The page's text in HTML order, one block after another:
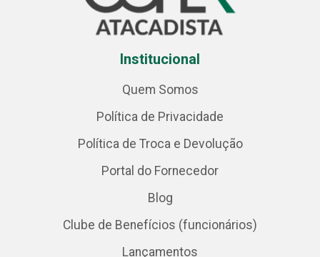
Institucional
Quem Somos
Política de Privacidade
Política de Troca e Devolução
Portal do Fornecedor
Blog
Clube de Benefícios (funcionários)
Lançamentos